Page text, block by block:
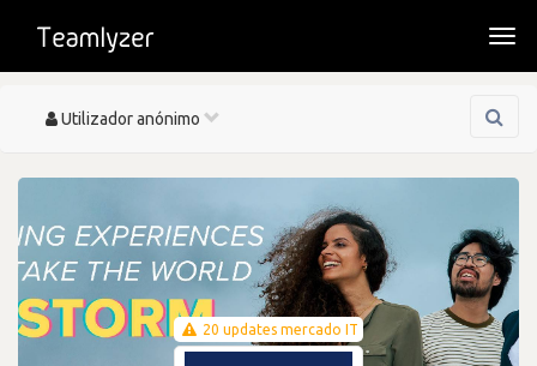
Toggle
Utilizador anónimo
20 updates mercado IT